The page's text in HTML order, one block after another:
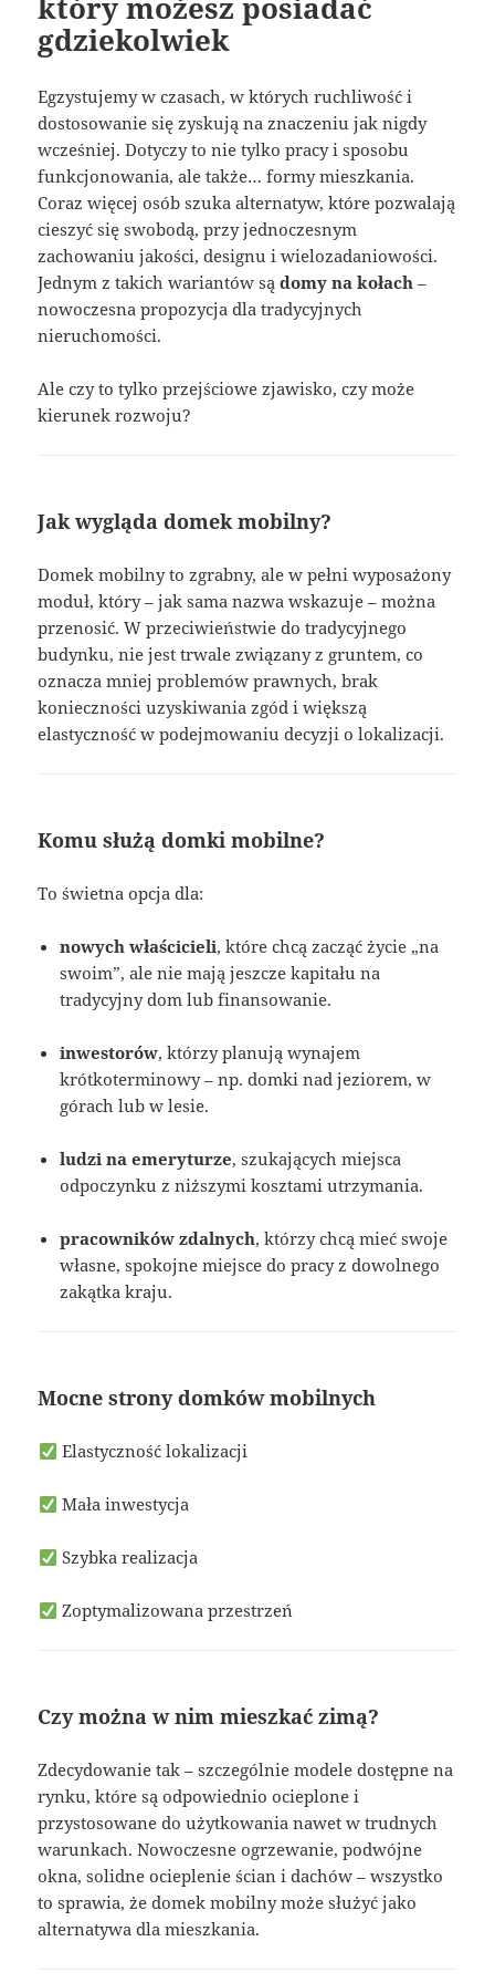
gdziekolwiek
Egzystujemy w czasach, w których ruchliwość i
dostosowanie się zyskują na znaczeniu jak nigdy
wcześniej. Dotyczy to nie tylko pracy i sposobu
funkcjonowania, ale także… formy mieszkania.
Coraz więcej osób szuka alternatyw, które pozwalają
cieszyć się swobodą, przy jednoczesnym
zachowaniu jakości, designu i wielozadaniowości.
Jednym z takich wariantów sądomy na kołach –
nowoczesna propozycja dla tradycyjnych
nieruchomości.
Ale czy to tylko przejściowe zjawisko, czy może
kierunek rozwoju?
Jak wygląda domek mobilny?
Domek mobilny to zgrabny, ale w pełni wyposażony
moduł, który – jak sama nazwa wskazuje – można
przenosić. W przeciwieństwie do tradycyjnego
budynku, nie jest trwale związany z gruntem, co
oznacza mniej problemów prawnych, brak
konieczności uzyskiwania zgód i większą
elastyczność w podejmowaniu decyzji o lokalizacji.
Komu służą domki mobilne?
To świetna opcja dla:
nowych właścicieli, które chcą zacząć życie „na
swoim”, ale nie mają jeszcze kapitału na
tradycyjny dom lub finansowanie.
inwestorów, którzy planują wynajem
krótkoterminowy – np. domki nad jeziorem, w
górach lub w lesie.
ludzi na emeryturze, szukających miejsca
odpoczynku z niższymi kosztami utrzymania.
pracowników zdalnych, którzy chcą mieć swoje
własne, spokojne miejsce do pracy z dowolnego
zakątka kraju.
Mocne strony domków mobilnych
Elastyczność lokalizacji
Mała inwestycja
Szybka realizacja
Zoptymalizowana przestrzeń
Czy można w nim mieszkać zimą?
Zdecydowanie tak – szczególnie modele dostępne na
rynku, które są odpowiednio ocieplone i
przystosowane do użytkowania nawet w trudnych
warunkach. Nowoczesne ogrzewanie, podwójne
okna, solidne ocieplenie ścian i dachów – wszystko
to sprawia, że domek mobilny może służyć jako
alternatywa dla mieszkania.